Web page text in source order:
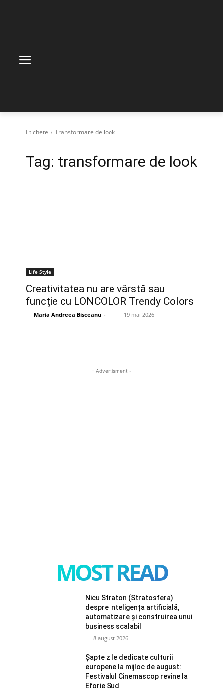
Etichete Transformare de look
Tag: transformare de look
Life Style
Creativitatea nu are vârstă sau
funcție cu LONCOLOR Trendy Colors
Maria Andreea Bisceanu - 19 mai 2026
- Advertisment -
MOST READ
Nicu Straton (Stratosfera)
despre inteligența artificială,
automatizare și construirea unui
business scalabil
8 august 2026
Șapte zile dedicate culturii
europene la mijloc de august:
Festivalul Cinemascop revine la
Eforie Sud